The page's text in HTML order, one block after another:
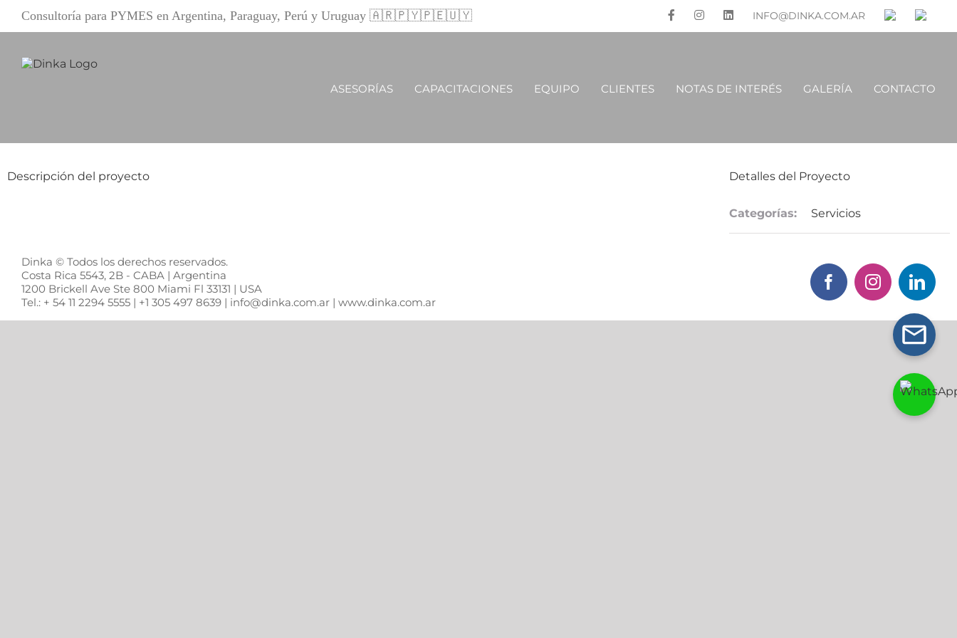
contenido
Consultoría para PYMES en Argentina, Paraguay, Perú y Uruguay 🇦🇷🇵🇾🇵🇪🇺🇾 INFO@DINKA.COM.AR
ASESORÍAS CAPACITACIONES EQUIPO CLIENTES NOTAS DE INTERÉS GALERÍA CONTACTO
Descripción del proyecto Detalles del Proyecto
Categorías: Servicios
Dinka © Todos los derechos reservados.
Costa Rica 5543, 2B - CABA | Argentina
1200 Brickell Ave Ste 800 Miami Fl 33131 | USA
Tel.: + 54 11 2294 5555 | +1 305 497 8639 | info@dinka.com.ar | www.dinka.com.ar
FacebookInstagram